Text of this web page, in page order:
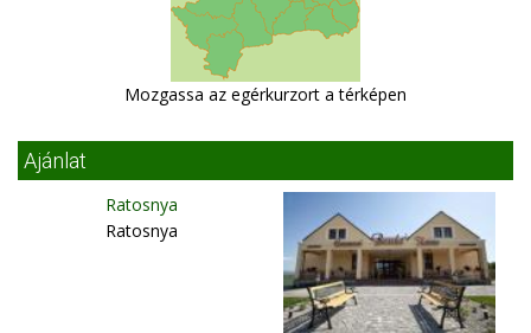
Mozgassa az egérkurzort a térképen
Ajánlat
Ratosnya
Ratosnya